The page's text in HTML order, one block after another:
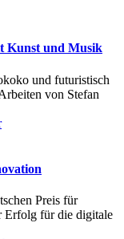
Kunst und Musik
und futuristisch
von Stefan
Preis für
Erfolg für die digitale